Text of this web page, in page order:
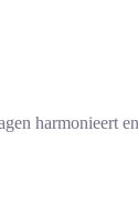
harmonieert